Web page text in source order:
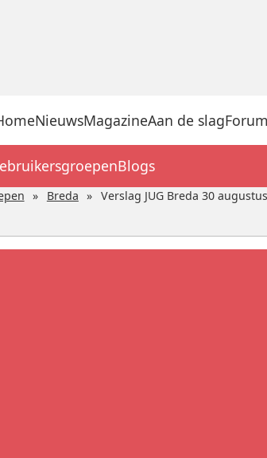
NieuwsMagazineAan de slag
Blogs
Breda Verslag JUG Breda 30